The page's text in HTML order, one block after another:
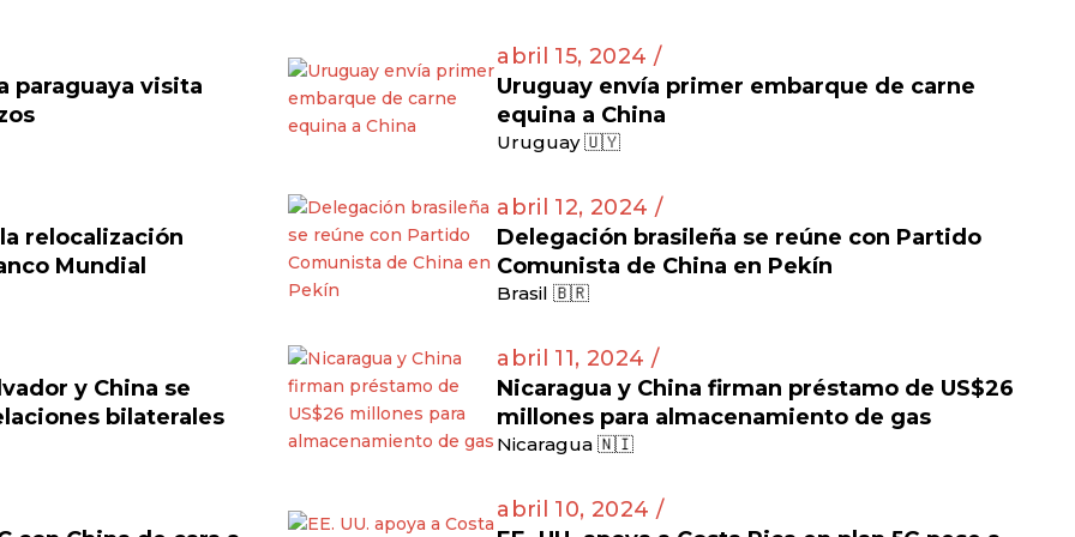
paraguaya visita
abril 15, 2024 /
Uruguay envía primer embarque de carne
equina a China
Uruguay 🇺🇾
relocalización
Mundial
abril 12, 2024 /
Delegación brasileña se reúne con Partido
Comunista de China en Pekín
Brasil 🇧🇷
y China se
bilaterales
abril 11, 2024 /
Nicaragua y China firman préstamo de US$26
millones para almacenamiento de gas
Nicaragua 🇳🇮
abril 10, 2024 /